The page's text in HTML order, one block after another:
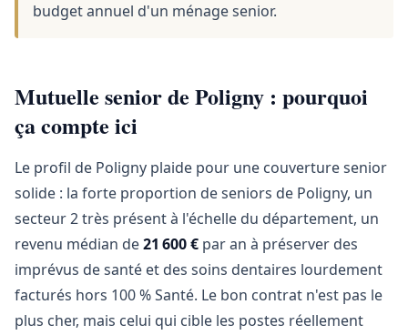
budget annuel d'un ménage senior.
Mutuelle senior de Poligny : pourquoi
ça compte ici
Le profil de Poligny plaide pour une couverture senior
solide : la forte proportion de seniors de Poligny, un
secteur 2 très présent à l'échelle du département, un
revenu médian de21 600 € par an à préserver des
imprévus de santé et des soins dentaires lourdement
facturés hors 100 % Santé. Le bon contrat n'est pas le
plus cher, mais celui qui cible les postes réellement